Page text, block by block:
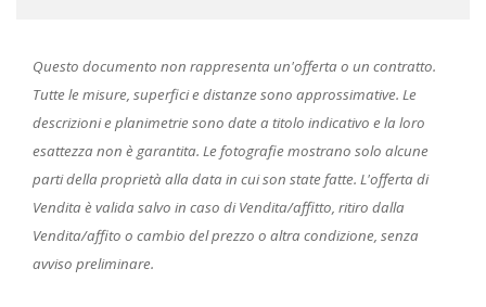
Questo documento non rappresenta un'offerta o un contratto.
Tutte le misure, superfici e distanze sono approssimative. Le
descrizioni e planimetrie sono date a titolo indicativo e la loro
esattezza non è garantita. Le fotografie mostrano solo alcune
parti della proprietà alla data in cui son state fatte. L'offerta di
Vendita è valida salvo in caso di Vendita/affitto, ritiro dalla
Vendita/affito o cambio del prezzo o altra condizione, senza
avviso preliminare.